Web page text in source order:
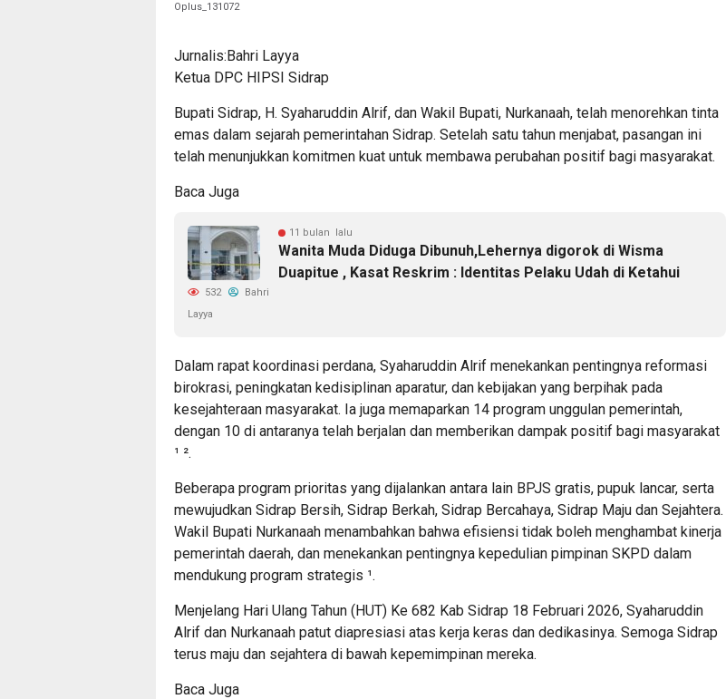
Oplus_131072
Jurnalis:Bahri Layya
Ketua DPC HIPSI Sidrap
Bupati Sidrap, H. Syaharuddin Alrif, dan Wakil Bupati, Nurkanaah, telah menorehkan tinta
emas dalam sejarah pemerintahan Sidrap. Setelah satu tahun menjabat, pasangan ini
telah menunjukkan komitmen kuat untuk membawa perubahan positif bagi masyarakat.
Baca Juga
11 bulan lalu
Wanita Muda Diduga Dibunuh,Lehernya digorok di Wisma
Duapitue , Kasat Reskrim : Identitas Pelaku Udah di Ketahui
532
Bahri
Layya
Dalam rapat koordinasi perdana, Syaharuddin Alrif menekankan pentingnya reformasi
birokrasi, peningkatan kedisiplinan aparatur, dan kebijakan yang berpihak pada
kesejahteraan masyarakat. Ia juga memaparkan 14 program unggulan pemerintah,
dengan 10 di antaranya telah berjalan dan memberikan dampak positif bagi masyarakat
¹ ².
Beberapa program prioritas yang dijalankan antara lain BPJS gratis, pupuk lancar, serta
mewujudkan Sidrap Bersih, Sidrap Berkah, Sidrap Bercahaya, Sidrap Maju dan Sejahtera.
Wakil Bupati Nurkanaah menambahkan bahwa efisiensi tidak boleh menghambat kinerja
pemerintah daerah, dan menekankan pentingnya kepedulian pimpinan SKPD dalam
mendukung program strategis ¹.
Menjelang Hari Ulang Tahun (HUT) Ke 682 Kab Sidrap 18 Februari 2026, Syaharuddin
Alrif dan Nurkanaah patut diapresiasi atas kerja keras dan dedikasinya. Semoga Sidrap
terus maju dan sejahtera di bawah kepemimpinan mereka.
Baca Juga